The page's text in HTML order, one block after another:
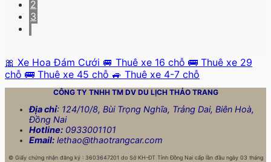
2
3
🎀 Xe Hoa Đám Cưới 🚐 Thuê xe 16 chỗ 🚌 Thuê xe 29
chỗ 🚌 Thuê xe 45 chỗ 🚙 Thuê xe 4-7 chỗ
CÔNG TY TNHH TM DV DU LỊCH THẢO TRANG
Địa chỉ: 124/10/8, Bùi Trọng Nghĩa, Trảng Dai, Biên Hoà,
Đồng Nai
Hotline: 0933001101
Email: lethao@thaotrangcar.com
©Giấy chứng nhận đăng ký : 3603647201 do Sở KH-ĐT Tỉnh Đồng Nai cấp lần đầu ngày 03 tháng